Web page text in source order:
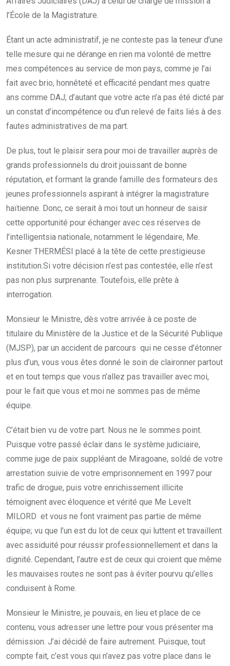
l’École de la Magistrature.
Étant un acte administratif, je ne conteste pas la teneur d’une
telle mesure qui ne dérange en rien ma volonté de mettre
mes compétences au service de mon pays, comme je l’ai
fait avec brio, honnêteté et efficacité pendant mes quatre
ans comme DAJ; d’autant que votre acte n’a pas été dicté par
un constat d’incompétence ou d’un relevé de faits liés à des
fautes administratives de ma part.
De plus, tout le plaisir sera pour moi de travailler auprès de
grands professionnels du droit jouissant de bonne
réputation, et formant la grande famille des formateurs des
jeunes professionnels aspirant à intégrer la magistrature
haïtienne. Donc, ce serait à moi tout un honneur de saisir
cette opportunité pour échanger avec ces réserves de
l’intelligentsia nationale, notamment le légendaire, Me.
Kesner THERMÉSI placé à la tête de cette prestigieuse
institution.Si votre décision n’est pas contestée, elle n’est
pas non plus surprenante. Toutefois, elle prête à
interrogation.
Monsieur le Ministre, dès votre arrivée à ce poste de
titulaire du Ministère de la Justice et de la Sécurité Publique
(MJSP), par un accident de parcours qui ne cesse d’étonner
plus d’un, vous vous êtes donné le soin de claironner partout
et en tout temps que vous n’allez pas travailler avec moi,
pour le fait que vous et moi ne sommes pas de même
équipe.
C’était bien vu de votre part. Nous ne le sommes point.
Puisque votre passé éclair dans le système judiciaire,
comme juge de paix suppléant de Miragoane, soldé de votre
arrestation suivie de votre emprisonnement en 1997 pour
trafic de drogue, puis votre enrichissement illicite
témoignent avec éloquence et vérité que Me Levelt
MILORD et vous ne font vraiment pas partie de même
équipe; vu que l’un est du lot de ceux qui luttent et travaillent
avec assiduité pour réussir professionnellement et dans la
dignité. Cependant, l’autre est de ceux qui croient que même
les mauvaises routes ne sont pas à éviter pourvu qu’elles
conduisent à Rome.
Monsieur le Ministre, je pouvais, en lieu et place de ce
contenu, vous adresser une lettre pour vous présenter ma
démission. J’ai décidé de faire autrement. Puisque, tout
compte fait, c’est vous qui n’avez pas votre place dans le